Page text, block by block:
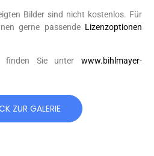
Bilder sind nicht kostenlos. Für
gerne passende Lizenzoptionen
finden Sie unter www.bihlmayer-
ZUR GALERIE